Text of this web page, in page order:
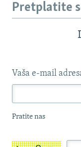
Pretplatite
Vaša e-mail
Pratite nas